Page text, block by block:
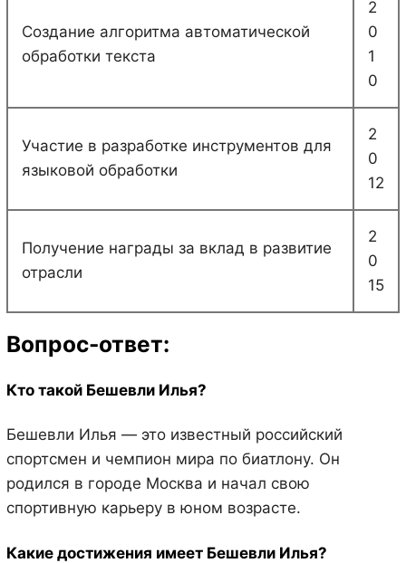
Создание алгоритма автоматической
обработки текста
2
0
1
0
Участие в разработке инструментов для
языковой обработки
2
0
12
Получение награды за вклад в развитие
отрасли
2
0
15
Вопрос-ответ:
Кто такой Бешевли Илья?
Бешевли Илья — это известный российский
спортсмен и чемпион мира по биатлону. Он
родился в городе Москва и начал свою
спортивную карьеру в юном возрасте.
Какие достижения имеет Бешевли Илья?